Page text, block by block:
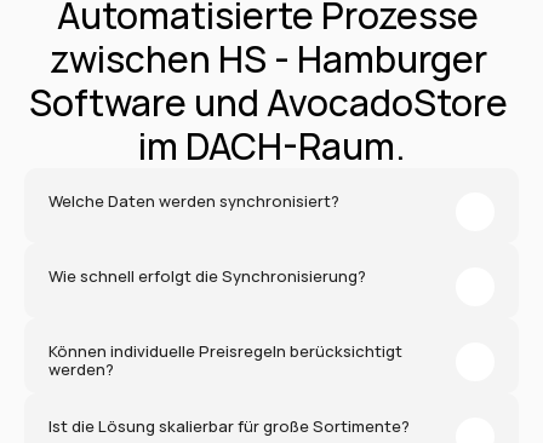
Automatisierte Prozesse
zwischen HS - Hamburger
Software und AvocadoStore
im DACH-Raum.
Welche Daten werden synchronisiert?
Wie schnell erfolgt die Synchronisierung?
Können individuelle Preisregeln berücksichtigt
werden?
Ist die Lösung skalierbar für große Sortimente?